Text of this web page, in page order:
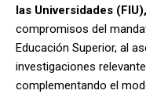
las Universidades (FIU),
compromisos del
Educación Superior, al
investigaciones
complementando el